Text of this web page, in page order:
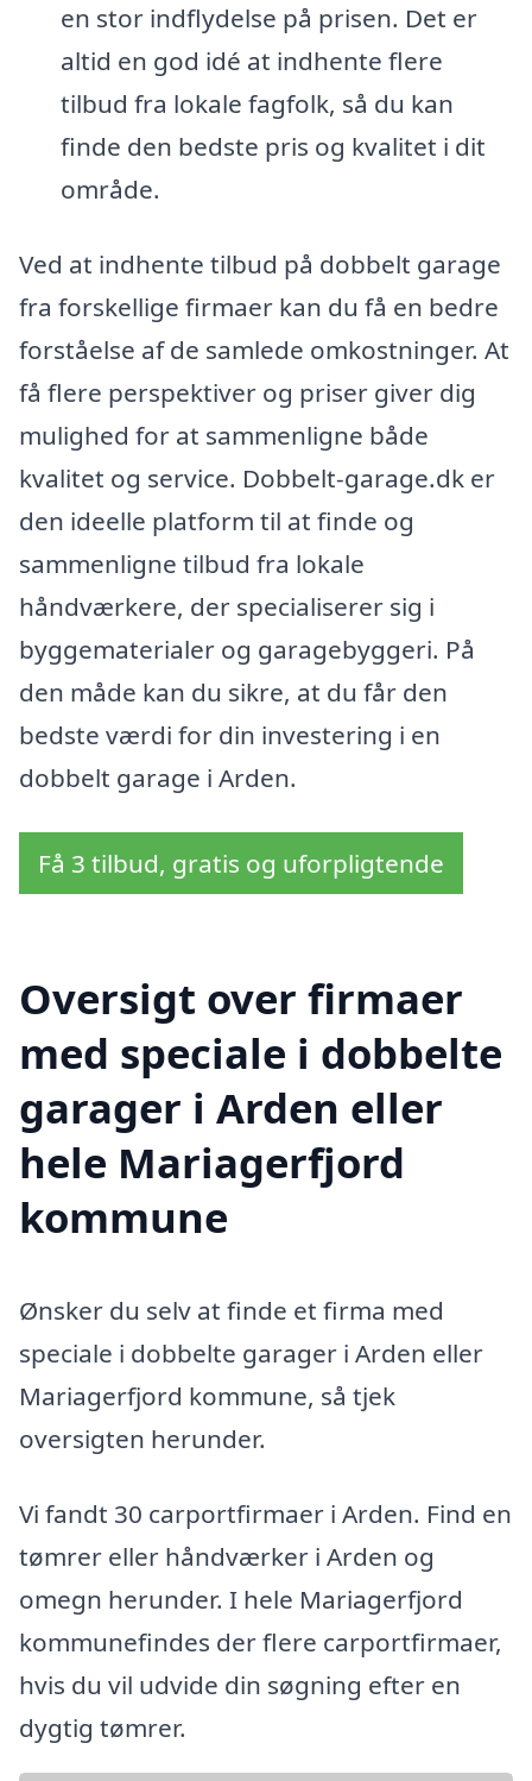
en stor indflydelse på prisen. Det er
altid en god idé at indhente flere
tilbud fra lokale fagfolk, så du kan
finde den bedste pris og kvalitet i dit
område.
Ved at indhente tilbud på dobbelt garage
fra forskellige firmaer kan du få en bedre
forståelse af de samlede omkostninger. At
få flere perspektiver og priser giver dig
mulighed for at sammenligne både
kvalitet og service. Dobbelt-garage.dk er
den ideelle platform til at finde og
sammenligne tilbud fra lokale
håndværkere, der specialiserer sig i
byggematerialer og garagebyggeri. På
den måde kan du sikre, at du får den
bedste værdi for din investering i en
dobbelt garage i Arden.
Få 3 tilbud, gratis og uforpligtende
Oversigt over firmaer
med speciale i dobbelte
garager i Arden eller
hele Mariagerfjord
kommune
Ønsker du selv at finde et firma med
speciale i dobbelte garager i Arden eller
Mariagerfjord kommune, så tjek
oversigten herunder.
Vi fandt 30 carportfirmaer i Arden. Find en
tømrer eller håndværker i Arden og
omegn herunder. I hele Mariagerfjord
kommunefindes der flere carportfirmaer,
hvis du vil udvide din søgning efter en
dygtig tømrer.